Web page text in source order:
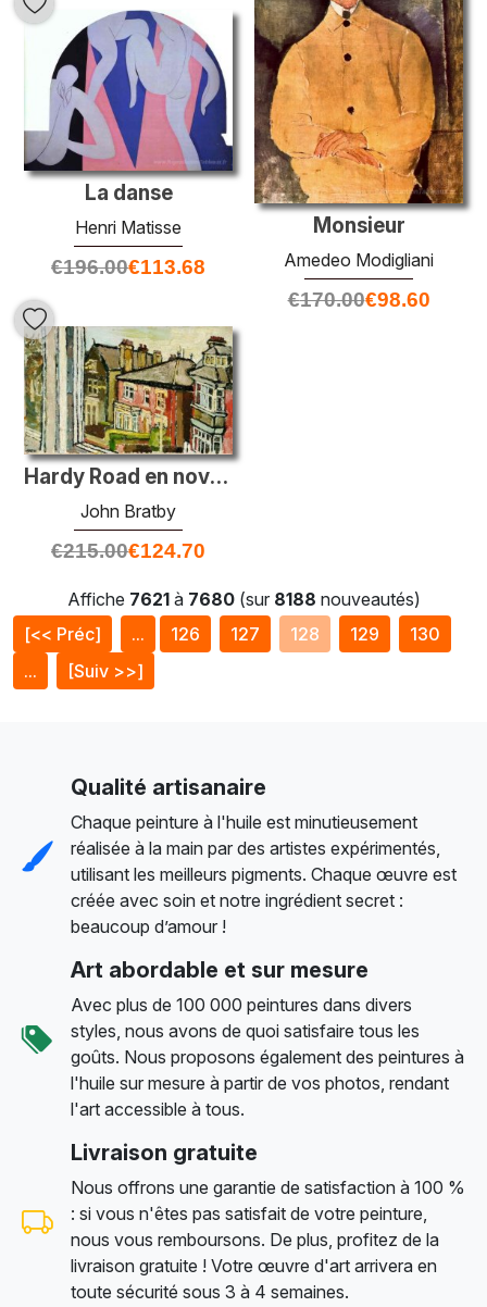
Monsieur
Amedeo Modigliani
€170.00€98.60
La danse
Henri Matisse
€196.00€113.68
Hardy Road en novembre, II
John Bratby
€215.00€124.70
Affiche 7621à 7680(sur 8188 nouveautés)
[<< Préc]
... 126 127 128 129
130
...
[Suiv >>]
Qualité artisanaire
Chaque peinture à l'huile est minutieusement
réalisée à la main par des artistes expérimentés,
utilisant les meilleurs pigments. Chaque œuvre est
créée avec soin et notre ingrédient secret :
beaucoup d’amour !
Art abordable et sur mesure
Avec plus de 100 000 peintures dans divers
styles, nous avons de quoi satisfaire tous les
goûts. Nous proposons également des peintures à
l'huile sur mesure à partir de vos photos, rendant
l'art accessible à tous.
Livraison gratuite
Nous offrons une garantie de satisfaction à 100 %
: si vous n'êtes pas satisfait de votre peinture,
nous vous remboursons. De plus, profitez de la
livraison gratuite ! Votre œuvre d'art arrivera en
toute sécurité sous 3 à 4 semaines.